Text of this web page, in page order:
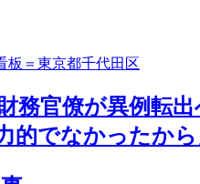
務官僚が異例転
的でなかったから